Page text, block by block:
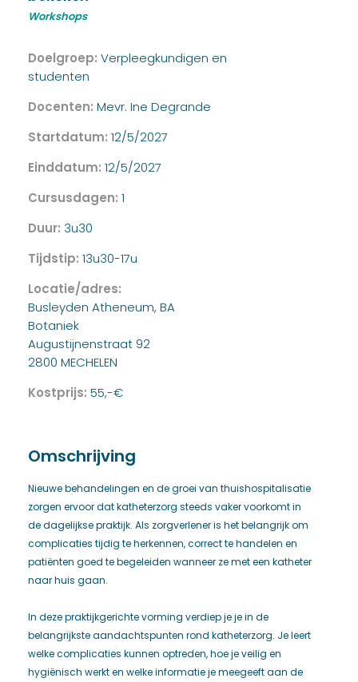
Workshops
Doelgroep: Verpleegkundigen en
studenten
Docenten: Mevr. Ine Degrande
Startdatum: 12/5/2027
Einddatum: 12/5/2027
Cursusdagen: 1
Duur: 3u30
Tijdstip: 13u30-17u
Locatie/adres:
Busleyden Atheneum, BA
Botaniek
Augustijnenstraat 92
2800 MECHELEN
Kostprijs: 55,-€
Omschrijving
Nieuwe behandelingen en de groei van thuishospitalisatie
zorgen ervoor dat katheterzorg steeds vaker voorkomt in
de dagelijkse praktijk. Als zorgverlener is het belangrijk om
complicaties tijdig te herkennen, correct te handelen en
patiënten goed te begeleiden wanneer ze met een katheter
naar huis gaan.
In deze praktijkgerichte vorming verdiep je je in de
belangrijkste aandachtspunten rond katheterzorg. Je leert
welke complicaties kunnen optreden, hoe je veilig en
hygiënisch werkt en welke informatie je meegeeft aan de